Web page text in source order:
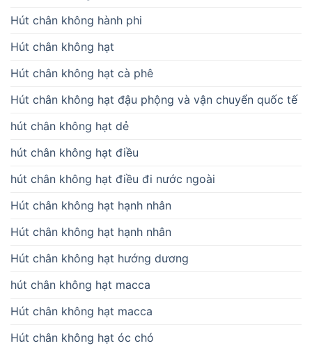
Hút chân không hành phi
Hút chân không hạt
Hút chân không hạt cà phê
Hút chân không hạt đậu phộng và vận chuyển quốc tế
hút chân không hạt dẻ
hút chân không hạt điều
hút chân không hạt điều đi nước ngoài
Hút chân không hạt hạnh nhân
Hút chân không hạt hạnh nhân
Hút chân không hạt hướng dương
hút chân không hạt macca
Hút chân không hạt macca
Hút chân không hạt óc chó